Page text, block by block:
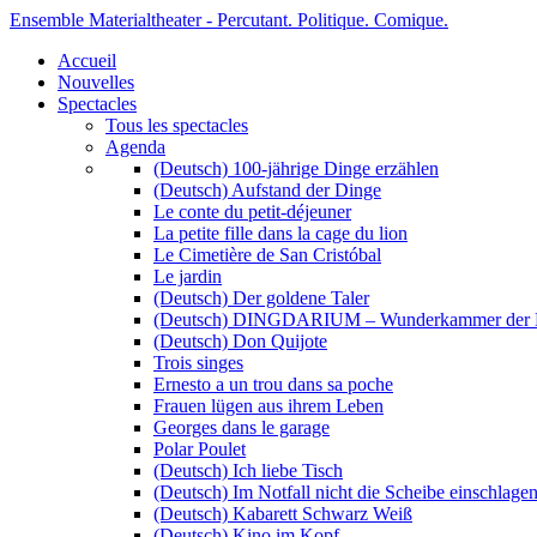
Ensemble Materialtheater - Percutant. Politique. Comique.
Accueil
Nouvelles
Spectacles
Tous les spectacles
Agenda
(Deutsch) 100-jährige Dinge erzählen
(Deutsch) Aufstand der Dinge
Le conte du petit-déjeuner
La petite fille dans la cage du lion
Le Cimetière de San Cristóbal
Le jardin
(Deutsch) Der goldene Taler
(Deutsch) DINGDARIUM – Wunderkammer der
(Deutsch) Don Quijote
Trois singes
Ernesto a un trou dans sa poche
Frauen lügen aus ihrem Leben
Georges dans le garage
Polar Poulet
(Deutsch) Ich liebe Tisch
(Deutsch) Im Notfall nicht die Scheibe einschlagen
(Deutsch) Kabarett Schwarz Weiß